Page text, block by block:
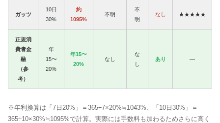
ガッツ
10日
30%
約
1095%
不明
不
明
なし ★★★★★
正規消
費者金
融
（参
考）
年
15〜
20%
年15〜
20%
なし
な
し
あり —
※年利換算は「7日20%」＝365÷7×20%≒1043%、「10日30%」＝
365÷10×30%≒1095%で計算。実際には手数料も加わるためさらに高く